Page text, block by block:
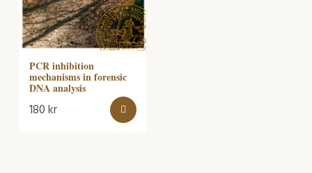
PCR inhibition
mechanisms in forensic
DNA analysis
180kr